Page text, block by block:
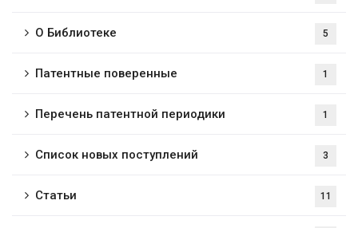
О Библиотеке 5
Патентные поверенные 1
Перечень патентной периодики 1
Список новых поступлений 3
Статьи 11